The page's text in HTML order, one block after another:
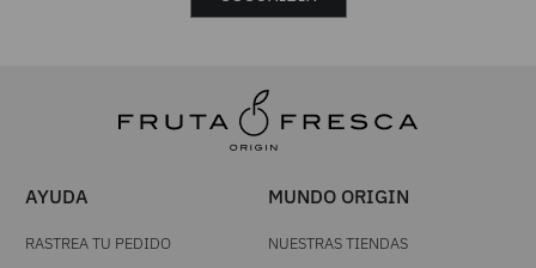
AYUDA
RASTREA TU PEDIDO
MUNDO ORIGIN
NUESTRAS TIENDAS